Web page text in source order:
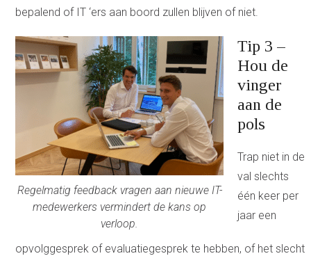
bepalend of IT ‘ers aan boord zullen blijven of niet.
Regelmatig feedback vragen aan nieuwe IT-
medewerkers vermindert de kans op
verloop.
Tip 3 –
Hou de
vinger
aan de
pols
Trap niet in de
val slechts
één keer per
jaar een
opvolggesprek of evaluatiegesprek te hebben, of het slecht